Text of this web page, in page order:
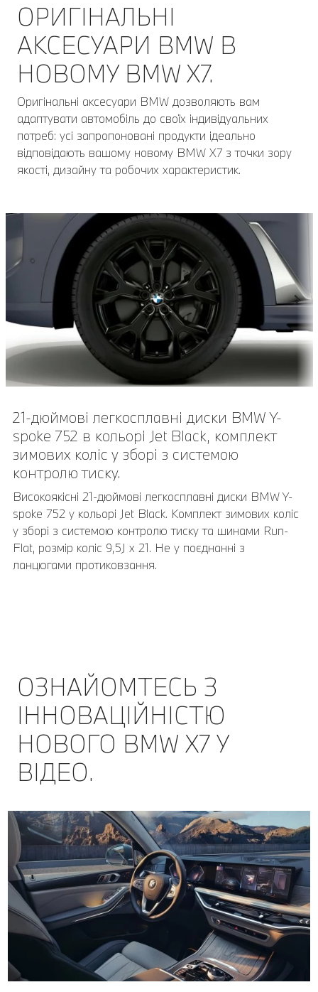
ОРИГІНАЛЬНІ
АКСЕСУАРИ BMW В
НОВОМУ BMW X7.
Оригінальні аксесуари BMW дозволяють вам
адаптувати автомобіль до своїх індивідуальних
потреб: усі запропоновані продукти ідеально
відповідають вашому новому BMW Х7 з точки зору
якості, дизайну та робочих характеристик.
21-дюймові легкосплавні диски BMW Y-
spoke 752 в кольорі Jet Black, комплект
зимових коліс у зборі з системою
контролю тиску.
Високоякісні 21-дюймові легкосплавні диски BMW Y-
spoke 752 у кольорі Jet Black. Комплект зимових коліс
у зборі з системою контролю тиску та шинами Run-
Flat, розмір коліс 9,5J x 21. Не у поєднанні з
ланцюгами протиковзання.
ОЗНАЙОМТЕСЬ З
ІННОВАЦІЙНІСТЮ
НОВОГО BMW Х7 У
ВІДЕО.